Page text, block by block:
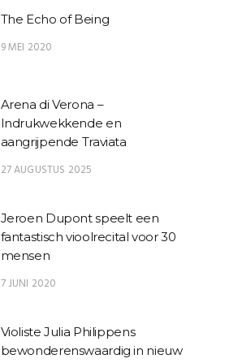
The Echo of Being
9 MEI 2020
Arena di Verona –
Indrukwekkende en
aangrijpende Traviata
27 AUGUSTUS 2025
Jeroen Dupont speelt een
fantastisch vioolrecital voor 30
mensen
7 JUNI 2020
Violiste Julia Philippens
bewonderenswaardig in nieuw